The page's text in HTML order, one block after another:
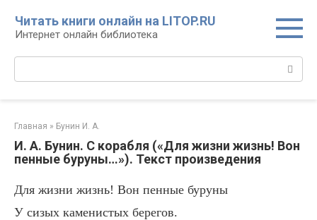
контенту
Читать книги онлайн на LITOP.RU
Интернет онлайн библиотека
Главная » Бунин И. А.
И. А. Бунин. С корабля («Для жизни жизнь! Вон
пенные буруны…»). Текст произведения
Для жизни жизнь! Вон пенные буруны
У сизых каменистых берегов.